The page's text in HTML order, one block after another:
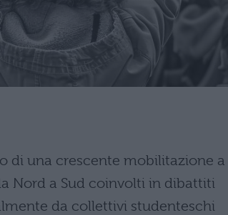
di una crescente mobilitazione a
Nord a Sud coinvolti in dibattiti
da collettivi studenteschi